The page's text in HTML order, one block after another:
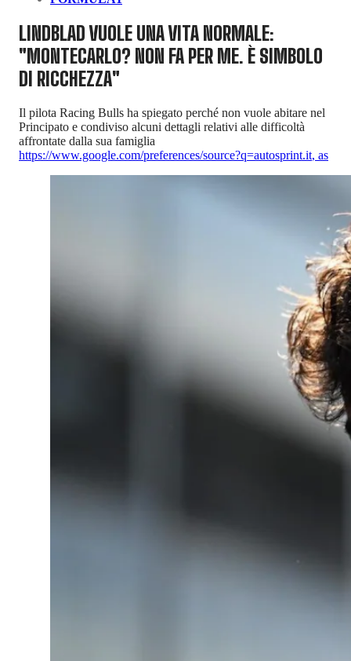
LINDBLAD VUOLE UNA VITA NORMALE:
"MONTECARLO? NON FA PER ME. È SIMBOLO
DI RICCHEZZA"
Il pilota Racing Bulls ha spiegato perché non vuole abitare nel
Principato e condiviso alcuni dettagli relativi alle difficoltà
affrontate dalla sua famiglia
https://www.google.com/preferences/source?q=autosprint.it, as